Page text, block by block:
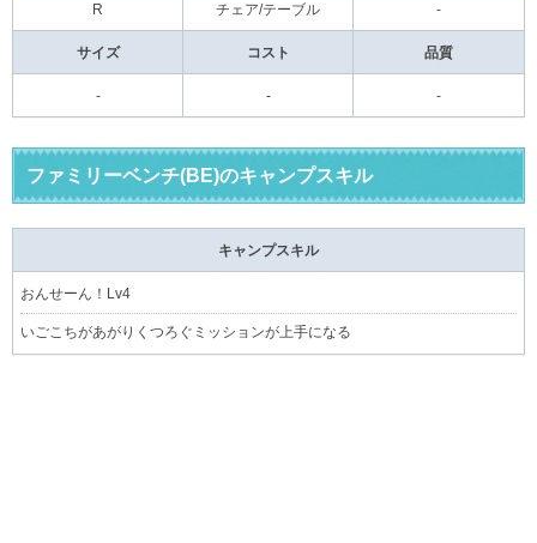
R チェア/テーブル -
サイズ コスト 品質
- - -
ファミリーベンチ(BE)のキャンプスキル
キャンプスキル
おんせーん！Lv4
いごこちがあがりくつろぐミッションが上手になる